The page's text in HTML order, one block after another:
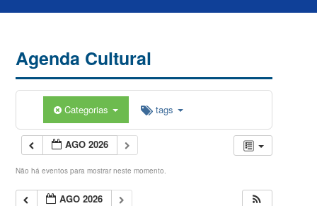
Agenda Cultural
Categorias tags
AGO 2026
Não há eventos para mostrar neste momento.
AGO 2026